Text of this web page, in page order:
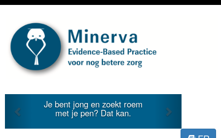
Je bent jong en zoekt roem
met je pen? Dat kan.
Previous